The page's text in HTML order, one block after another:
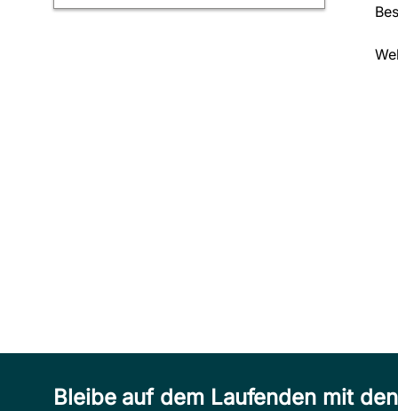
Bleibe auf dem Laufenden mit